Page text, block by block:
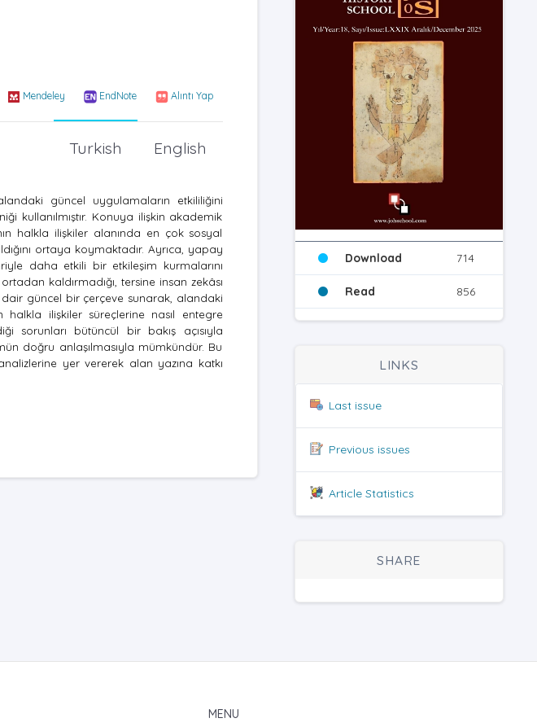
Mendeley EndNote Alıntı Yap
English
Turkish
güncel uygulamaların etkililiğini
kullanılmıştır. Konuya ilişkin akademik
halkla ilişkiler alanında en çok sosyal
ortaya koymaktadır. Ayrıca, yapay
daha etkili bir etkileşim kurmalarını
kaldırmadığı, tersine insan zekâsı
dair güncel bir çerçeve sunarak, alandaki
halkla ilişkiler süreçlerine nasıl entegre
sorunları bütüncül bir bakış açısıyla
doğru anlaşılmasıyla mümkündür. Bu
yer vererek alan yazına katkı
Download 714
Read 856
LINKS
Last issue
Previous issues
Article Statistics
SHARE
MENU